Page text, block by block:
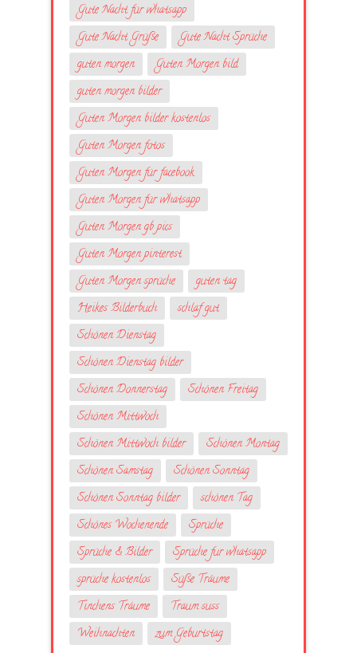
Gute Nacht für whatsapp
Gute Nacht Grüße
Gute Nacht Sprüche
guten morgen
Guten Morgen bild
guten morgen bilder
Guten Morgen bilder kostenlos
Guten Morgen fotos
Guten Morgen für facebook
Guten Morgen für whatsapp
Guten Morgen gb pics
Guten Morgen pinterest
Guten Morgen sprüche
guten tag
Heikes Bilderbuch
schlaf gut
Schönen Dienstag
Schönen Dienstag bilder
Schönen Donnerstag
Schönen Freitag
Schönen Mittwoch
Schönen Mittwoch bilder
Schönen Montag
Schönen Samstag
Schönen Sonntag
Schönen Sonntag bilder
schönen Tag
Schönes Wochenende
Sprüche
Sprüche & Bilder
Sprüche fur whatsapp
sprüche kostenlos
Süße Träume
Tinchens Träume
Traum suss
Weihnachten
zum Geburtstag